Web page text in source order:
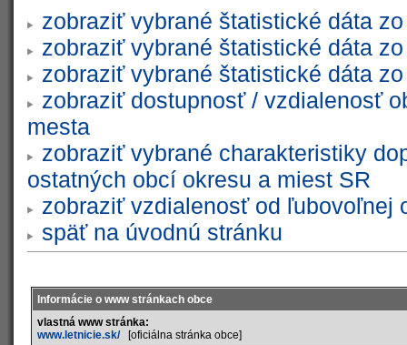
zobraziť vybrané štatistické dáta
zobraziť vybrané štatistické dáta
zobraziť vybrané štatistické dáta
zobraziť dostupnosť / vzdialenosť
mesta
zobraziť vybrané charakteristiky
ostatných obcí okresu a miest SR
zobraziť vzdialenosť od ľubovoľnej
späť na úvodnú stránku
Informácie o www stránkach obce
vlastná www stránka:
www.letnicie.sk/[oficiálna stránka obce]